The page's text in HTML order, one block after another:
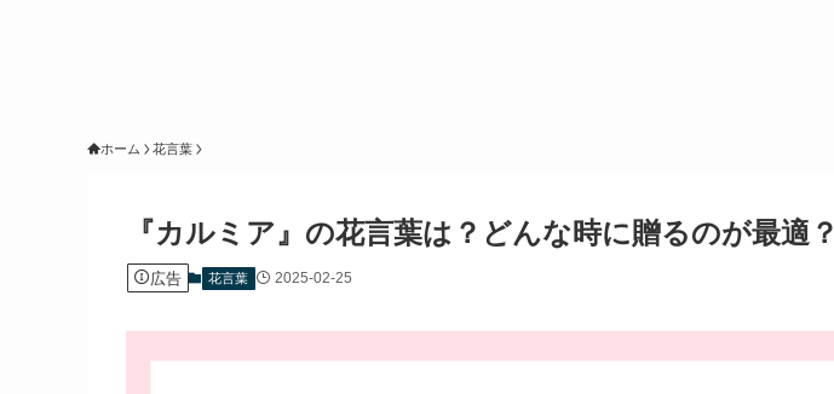
ホーム 花言葉
『カルミア』の花言葉は？どんな時に贈るのが最適？
広告 花言葉 2025-02-25